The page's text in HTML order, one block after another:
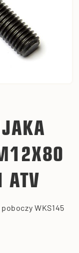
ATV
WKS145